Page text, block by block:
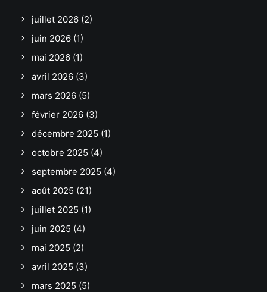
juillet 2026 (2)
juin 2026 (1)
mai 2026 (1)
avril 2026 (3)
mars 2026 (5)
février 2026 (3)
décembre 2025 (1)
octobre 2025 (4)
septembre 2025 (4)
août 2025 (21)
juillet 2025 (1)
juin 2025 (4)
mai 2025 (2)
avril 2025 (3)
mars 2025 (5)